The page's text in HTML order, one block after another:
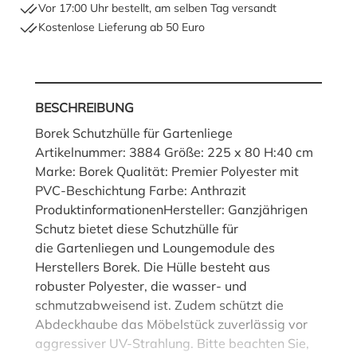
Vor 17:00 Uhr bestellt, am selben Tag versandt
Kostenlose Lieferung ab 50 Euro
BESCHREIBUNG
Borek Schutzhülle für Gartenliege
Artikelnummer: 3884 Größe: 225 x 80 H:40 cm
Marke: Borek Qualität: Premier Polyester mit
PVC-Beschichtung Farbe: Anthrazit
ProduktinformationenHersteller: Ganzjährigen
Schutz bietet diese Schutzhülle für
die Gartenliegen und Loungemodule des
Herstellers Borek. Die Hülle besteht aus
robuster Polyester, die wasser- und
schmutzabweisend ist. Zudem schützt die
Abdeckhaube das Möbelstück zuverlässig vor
aggressiver UV-Strahlung. Bitte beachten Sie,